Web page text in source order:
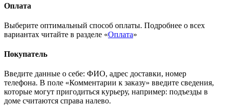
Оплата
Выберите оптимальный способ оплаты. Подробнее о всех
вариантах читайте в разделе «Оплата»
Покупатель
Введите данные о себе: ФИО, адрес доставки, номер
телефона. В поле «Комментарии к заказу» введите сведения,
которые могут пригодиться курьеру, например: подъезды в
доме считаются справа налево.